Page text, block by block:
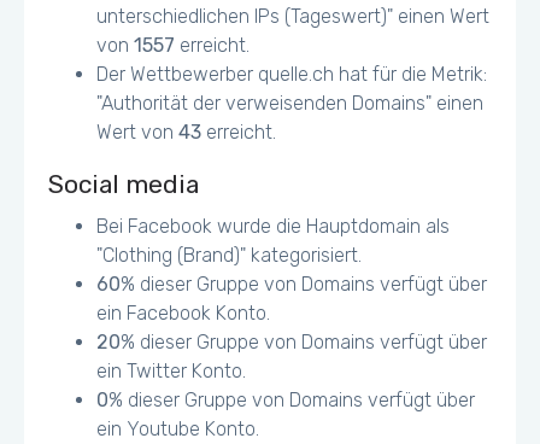
unterschiedlichen IPs (Tageswert)" einen Wert
von 1557 erreicht.
Der Wettbewerber quelle.ch hat für die Metrik:
"Authorität der verweisenden Domains" einen
Wert von 43 erreicht.
Social media
Bei Facebook wurde die Hauptdomain als
"Clothing (Brand)" kategorisiert.
60% dieser Gruppe von Domains verfügt über
ein Facebook Konto.
20% dieser Gruppe von Domains verfügt über
ein Twitter Konto.
0% dieser Gruppe von Domains verfügt über
ein Youtube Konto.